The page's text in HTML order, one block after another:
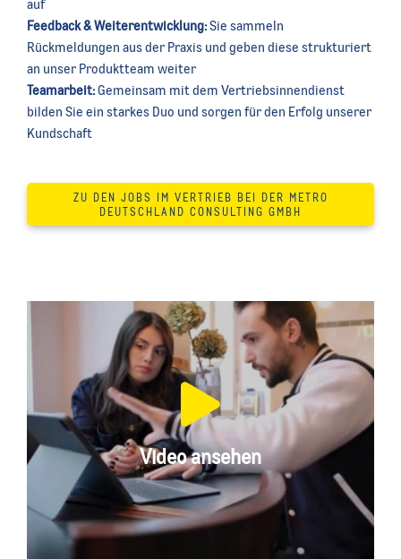
Feedback & Weiterentwicklung:Sie sammeln
Rückmeldungen aus der Praxis und geben diese strukturiert
an unser Produktteam weiter
Teamarbeit:Gemeinsam mit dem Vertriebsinnendienst
bilden Sie ein starkes Duo und sorgen für den Erfolg unserer
Kundschaft
ZU DEN JOBS IM VERTRIEB BEI DER METRO
DEUTSCHLAND CONSULTING GMBH
Video ansehen